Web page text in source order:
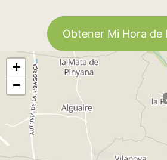
Obtener Mi Hora de
+
−